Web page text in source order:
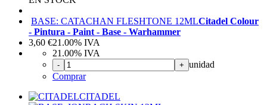
BASE: CATACHAN FLESHTONE 12MLCitadel Colour
- Pintura - Paint - Base - Warhammer
3,60 €21.00% IVA
21.00% IVA
- + unidad
Comprar
CITADEL